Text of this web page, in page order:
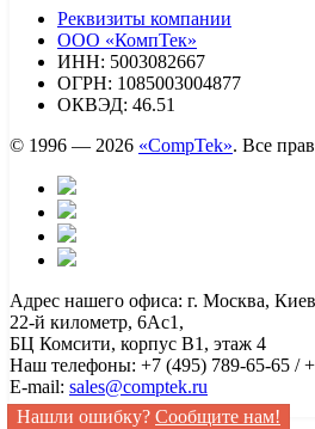
Реквизиты компании
ООО «КомпТек»
ИНН: 5003082667
ОГРН: 1085003004877
ОКВЭД: 46.51
© 1996 — 2026 «CompTek». Все
Адрес нашего офиса: г. Москва,
22-й километр, 6Ас1,
БЦ Комсити, корпус B1, этаж 4
Наш телефоны: +7 (495) 789-65-65 /
E-mail: sales@comptek.ru
Нашли ошибку? Сообщите нам!